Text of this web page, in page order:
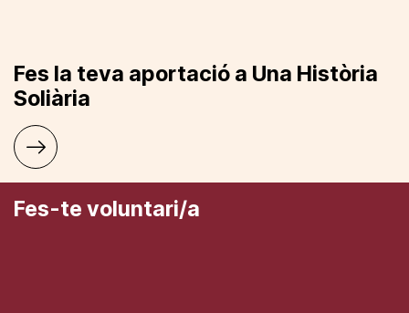
Fes la teva aportació a Una Història
Soliària
Fes-te voluntari/a